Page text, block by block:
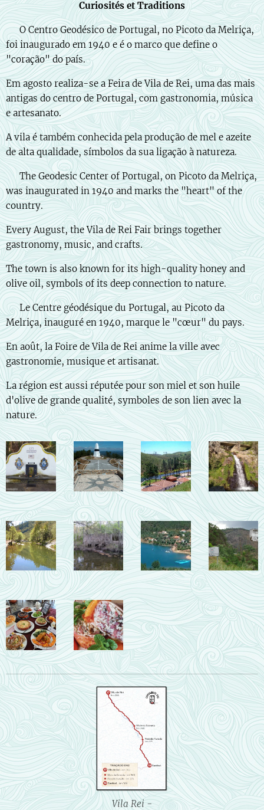
Curiosités et Traditions
🇵🇹 O Centro Geodésico de Portugal, no Picoto da Melriça,
foi inaugurado em 1940 e é o marco que define o
"coração" do país.
Em agosto realiza-se a Feira de Vila de Rei, uma das mais
antigas do centro de Portugal, com gastronomia, música
e artesanato.
A vila é também conhecida pela produção de mel e azeite
de alta qualidade, símbolos da sua ligação à natureza.
🇬🇧 The Geodesic Center of Portugal, on Picoto da Melriça,
was inaugurated in 1940 and marks the "heart" of the
country.
Every August, the Vila de Rei Fair brings together
gastronomy, music, and crafts.
The town is also known for its high-quality honey and
olive oil, symbols of its deep connection to nature.
🇫🇷 Le Centre géodésique du Portugal, au Picoto da
Melriça, inauguré en 1940, marque le "cœur" du pays.
En août, la Foire de Vila de Rei anime la ville avec
gastronomie, musique et artisanat.
La région est aussi réputée pour son miel et son huile
d'olive de grande qualité, symboles de son lien avec la
nature.
Vila Rei -